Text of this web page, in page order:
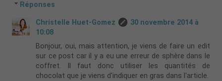
Réponses
Christelle Huet-Gomez
30 novembre 2014 à
10:08
Bonjour, oui, mais attention, je viens de faire un edit
sur ce post car il y a eu une erreur de sphère dans le
coffret. Il faut donc utiliser les quantités de
chocolat que je viens d'indiquer en gras dans l'article.